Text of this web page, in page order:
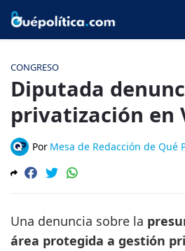
CONGRESO
Diputada
privatización en
Por Mesa de Redacción de Qué
Una denuncia sobre la
área protegida a gestión